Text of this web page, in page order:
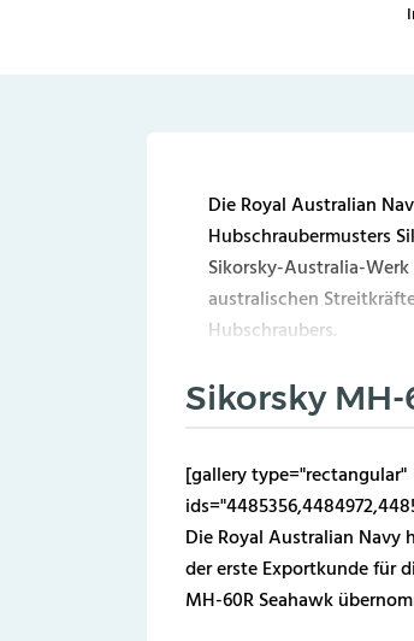
Die Royal Australian
Hubschraubermusters
Sikorsky-Australia-
australischen
Hubschraubers.
Sikorsky
[gallery type="rectangular"
Die Royal Australian Navy
der erste Exportkunde für
MH-60R Seahawk